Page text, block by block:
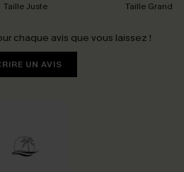
Taille Juste Taille Grand
chaque avis que vous laissez !
UN AVIS